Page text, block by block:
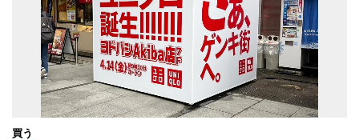
買う